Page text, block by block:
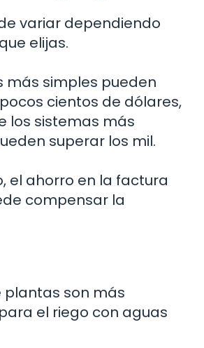
variar dependiendo
elijas.
más simples pueden
cientos de dólares,
los sistemas más
superar los mil.
el ahorro en la factura
compensar la
plantas son más
el riego con aguas